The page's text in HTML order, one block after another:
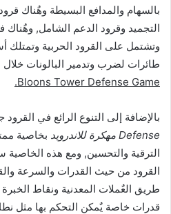
بالسهام والمدافع البسيطة وهٌناك
التجميد وقرود الدعم الشامل, وهٌناك
وتشتمل على القرود الحربية وتمتلك
طائرات لضرب وتدمير البالونات خلال
Bloons Tower Defense Game.
بالإضافة إلى التنوع الرائع في
Defense مهكرة للاندرويد
بخاصية
الترقية والتحسين, ومع هذه
القرود من حيث القدرات والسرعة
طريق العٌملات المعدنية ونقاط
قدرات خاصة يٌمكن التحكم بها مثل